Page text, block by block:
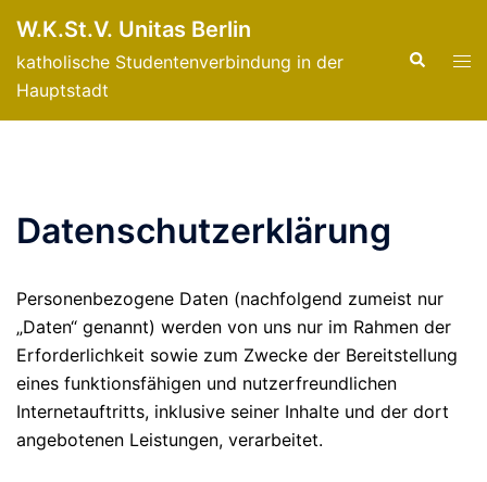
Inhalt
springen
W.K.St.V. Unitas Berlin
katholische Studentenverbindung in der
Hauptstadt
Suche
Datenschutzerklärung
Personenbezogene Daten (nachfolgend zumeist nur
„Daten“ genannt) werden von uns nur im Rahmen der
Erforderlichkeit sowie zum Zwecke der Bereitstellung
eines funktionsfähigen und nutzerfreundlichen
Internetauftritts, inklusive seiner Inhalte und der dort
angebotenen Leistungen, verarbeitet.